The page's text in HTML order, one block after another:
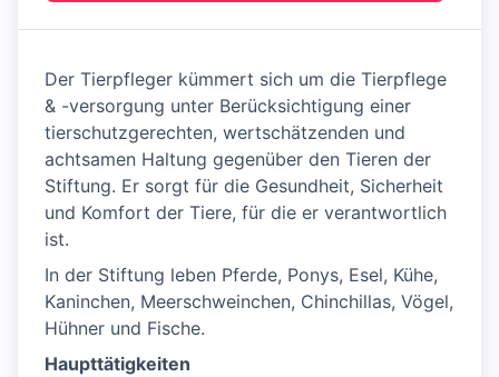
Der Tierpfleger kümmert sich um die Tierpflege
& -versorgung unter Berücksichtigung einer
tierschutzgerechten, wertschätzenden und
achtsamen Haltung gegenüber den Tieren der
Stiftung. Er sorgt für die Gesundheit, Sicherheit
und Komfort der Tiere, für die er verantwortlich
ist.
In der Stiftung leben Pferde, Ponys, Esel, Kühe,
Kaninchen, Meerschweinchen, Chinchillas, Vögel,
Hühner und Fische.
Haupttätigkeiten